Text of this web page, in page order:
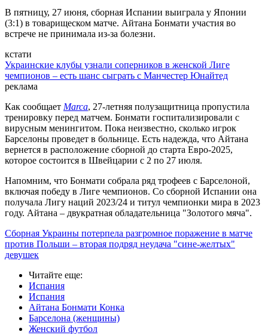
В пятницу, 27 июня, сборная Испании выиграла у Японии
(3:1) в товарищеском матче. Айтана Бонмати участия во
встрече не принимала из-за болезни.
кстати
Украинские клубы узнали соперников в женской Лиге
чемпионов – есть шанс сыграть с Манчестер Юнайтед
реклама
Как сообщает Marca, 27-летняя полузащитница пропустила
тренировку перед матчем. Бонмати госпитализировали с
вирусным менингитом. Пока неизвестно, сколько игрок
Барселоны проведет в больнице. Есть надежда, что Айтана
вернется в расположение сборной до старта Евро-2025,
которое состоится в Швейцарии с 2 по 27 июля.
Напомним, что Бонмати собрала ряд трофеев с Барселоной,
включая победу в Лиге чемпионов. Со сборной Испании она
получала Лигу наций 2023/24 и титул чемпионки мира в 2023
году. Айтана – двукратная обладательница "Золотого мяча".
Сборная Украины потерпела разгромное поражение в матче
против Польши – вторая подряд неудача "сине-желтых"
девушек
Читайте еще:
Испания
Испания
Айтана Бонмати Конка
Барселона (женщины)
Женский футбол